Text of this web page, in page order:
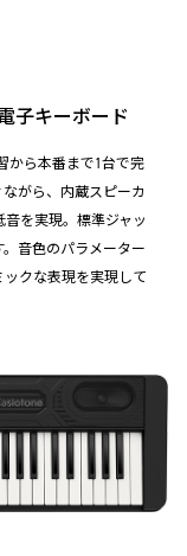
子キーボード
から本番まで1台で完
がら、内蔵スピーカ
を実現。標準ジャッ
。音色のパラメーター
クな表現を実現して